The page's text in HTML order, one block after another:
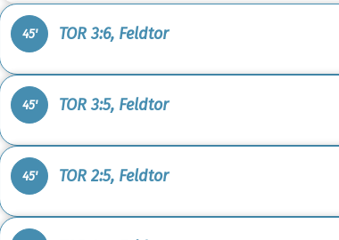
45' TOR 3:6, Feldtor
45' TOR 3:5, Feldtor
45' TOR 2:5, Feldtor